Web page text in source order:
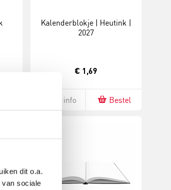
dit o.a.
sociale
Kalenderblokje | Heutink |
2027
€ 1,69
Meer info Bestel